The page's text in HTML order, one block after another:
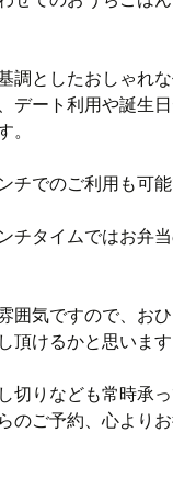
調としたおしゃれ
デート利用や誕生
。
チでのご利用も可能
チタイムではお弁
囲気ですので、お
頂けるかと思います
切りなども常時承
のご予約、心より